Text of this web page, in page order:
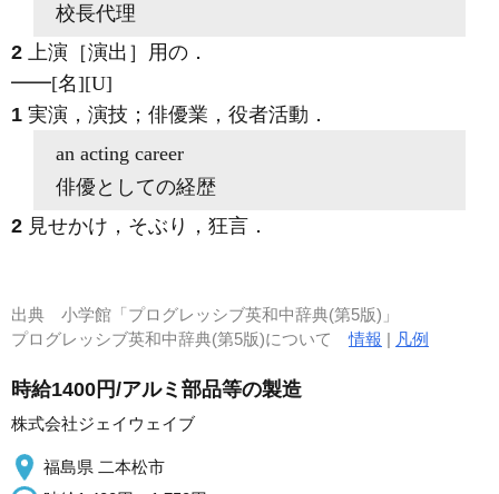
校長代理
2 上演［演出］用の ．
━━[名][U]
1 実演，演技；俳優業，役者活動 ．
an acting career
俳優としての経歴
2 見せかけ，そぶり，狂言 ．
出典 小学館「プログレッシブ英和中辞典(第5版)」
プログレッシブ英和中辞典(第5版)について情報 | 凡例
時給1400円/アルミ部品等の製造
株式会社ジェイウェイブ
福島県 二本松市